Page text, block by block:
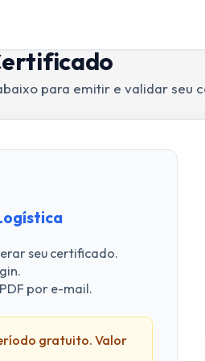
para emitir e validar seu
seu certificado.
por e-mail.
gratuito. Valor